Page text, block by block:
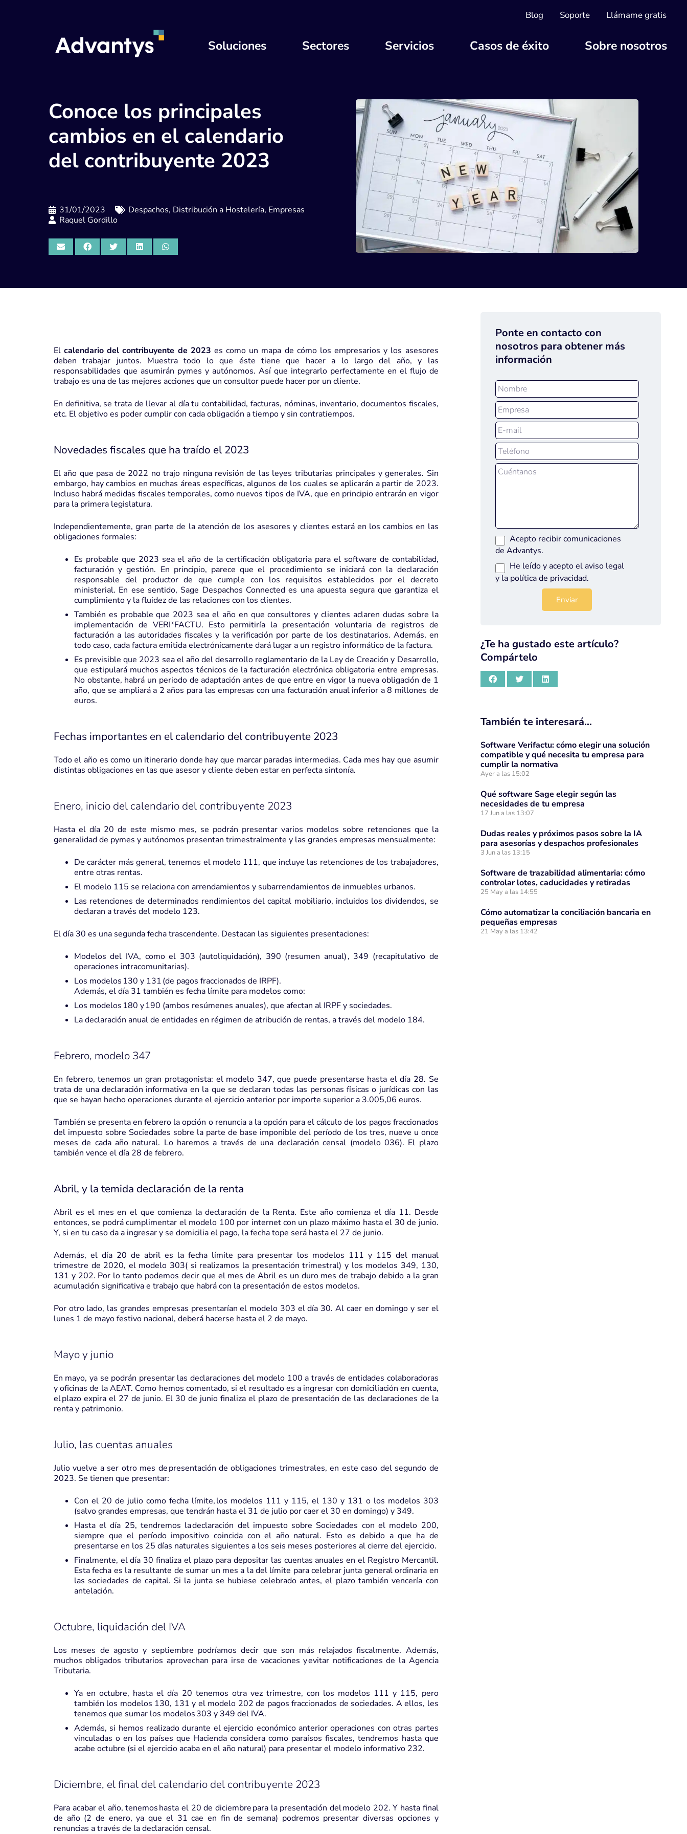
Blog Soporte Llámame gratis
Soluciones Sectores Servicios Casos de éxito Sobre nosotros
Conoce los principales
cambios en el calendario
del contribuyente 2023
31/01/2023 Despachos, Distribución a Hostelería, Empresas
Raquel Gordillo
Elcalendario del contribuyente de 2023 es como un mapa de cómo los empresarios y los asesores
deben trabajar juntos. Muestra todo lo que éste tiene que hacer a lo largo del año, y las
responsabilidades que asumirán pymes y autónomos. Así que integrarlo perfectamente en el flujo de
trabajo es una de las mejores acciones que un consultor puede hacer por un cliente.
En definitiva, se trata de llevar al día tu contabilidad, facturas, nóminas, inventario, documentos fiscales,
etc. El objetivo es poder cumplir con cada obligación a tiempo y sin contratiempos.
Novedades fiscales que ha traído el 2023
El año que pasa de 2022 no trajo ninguna revisión de las leyes tributarias principales y generales. Sin
embargo, hay cambios en muchas áreas específicas, algunos de los cuales se aplicarán a partir de 2023.
Incluso habrá medidas fiscales temporales, como nuevos tipos de IVA, que en principio entrarán en vigor
para la primera legislatura.
Independientemente, gran parte de la atención de los asesores y clientes estará en los cambios en las
obligaciones formales:
Es probable que 2023 sea el año de la certificación obligatoria para el software de contabilidad,
facturación y gestión. En principio, parece que el procedimiento se iniciará con la declaración
responsable del productor de que cumple con los requisitos establecidos por el decreto
ministerial. En ese sentido, Sage Despachos Connected es una apuesta segura que garantiza el
cumplimiento y la fluidez de las relaciones con los clientes.
También es probable que 2023 sea el año en que consultores y clientes aclaren dudas sobre la
implementación de VERI*FACTU. Esto permitiría la presentación voluntaria de registros de
facturación a las autoridades fiscales y la verificación por parte de los destinatarios. Además, en
todo caso, cada factura emitida electrónicamente dará lugar a un registro informático de la factura.
Es previsible que 2023 sea el año del desarrollo reglamentario de la Ley de Creación y Desarrollo,
que estipulará muchos aspectos técnicos de la facturación electrónica obligatoria entre empresas.
No obstante, habrá un periodo de adaptación antes de que entre en vigor la nueva obligación de 1
año, que se ampliará a 2 años para las empresas con una facturación anual inferior a 8 millones de
euros.
Fechas importantes en el calendario del contribuyente 2023
Todo el año es como un itinerario donde hay que marcar paradas intermedias. Cada mes hay que asumir
distintas obligaciones en las que asesor y cliente deben estar en perfecta sintonía.
Enero, inicio del calendario del contribuyente 2023
Hasta el día 20 de este mismo mes, se podrán presentar varios modelos sobre retenciones que la
generalidad de pymes y autónomos presentan trimestralmente y las grandes empresas mensualmente:
De carácter más general, tenemos el modelo 111, que incluye las retenciones de los trabajadores,
entre otras rentas.
El modelo 115 se relaciona con arrendamientos y subarrendamientos de inmuebles urbanos.
Las retenciones de determinados rendimientos del capital mobiliario, incluidos los dividendos, se
declaran a través del modelo 123.
El día 30 es una segunda fecha trascendente. Destacan las siguientes presentaciones:
Modelos del IVA, como el 303 (autoliquidación), 390 (resumen anual) , 349 (recapitulativo de
operaciones intracomunitarias).
Los modelos 130 y 131 (de pagos fraccionados de IRPF).
Además, el día 31 también es fecha límite para modelos como:
Los modelos 180 y 190 (ambos resúmenes anuales), que afectan al IRPF y sociedades.
La declaración anual de entidades en régimen de atribución de rentas, a través del modelo 184.
Febrero, modelo 347
En febrero, tenemos un gran protagonista: el modelo 347, que puede presentarse hasta el día 28. Se
trata de una declaración informativa en la que se declaran todas las personas físicas o jurídicas con las
que se hayan hecho operaciones durante el ejercicio anterior por importe superior a 3.005,06 euros.
También se presenta en febrero la opción o renuncia a la opción para el cálculo de los pagos fraccionados
del impuesto sobre Sociedades sobre la parte de base imponible del período de los tres, nueve u once
meses de cada año natural. Lo haremos a través de una declaración censal (modelo 036). El plazo
también vence el día 28 de febrero.
Abril, y la temida declaración de la renta
Abril es el mes en el que comienza la declaración de la Renta. Este año comienza el día 11. Desde
entonces, se podrá cumplimentar el modelo 100 por internet con un plazo máximo hasta el 30 de junio.
Y, si en tu caso da a ingresar y se domicilia el pago, la fecha tope será hasta el 27 de junio.
Además, el día 20 de abril es la fecha límite para presentar los modelos 111 y 115 del manual
trimestre de 2020, el modelo 303( si realizamos la presentación trimestral) y los modelos 349, 130,
131 y 202. Por lo tanto podemos decir que el mes de Abril es un duro mes de trabajo debido a la gran
acumulación significativa e trabajo que habrá con la presentación de estos modelos.
Por otro lado, las grandes empresas presentarían el modelo 303 el día 30. Al caer en domingo y ser el
lunes 1 de mayo festivo nacional, deberá hacerse hasta el 2 de mayo.
Mayo y junio
En mayo, ya se podrán presentar las declaraciones del modelo 100 a través de entidades colaboradoras
y oficinas de la AEAT. Como hemos comentado, si el resultado es a ingresar con domiciliación en cuenta,
el plazo expira el 27 de junio. El 30 de junio finaliza el plazo de presentación de las declaraciones de la
renta y patrimonio.
Julio, las cuentas anuales
Julio vuelve a ser otro mes de presentación de obligaciones trimestrales, en este caso del segundo de
2023. Se tienen que presentar:
Con el 20 de julio como fecha límite, los modelos 111 y 115, el 130 y 131 o los modelos 303
(salvo grandes empresas, que tendrán hasta el 31 de julio por caer el 30 en domingo) y 349.
Hasta el día 25, tendremos la declaración del impuesto sobre Sociedades con el modelo 200,
siempre que el período impositivo coincida con el año natural. Esto es debido a que ha de
presentarse en los 25 días naturales siguientes a los seis meses posteriores al cierre del ejercicio.
Finalmente, el día 30 finaliza el plazo para depositar las cuentas anuales en el Registro Mercantil.
Esta fecha es la resultante de sumar un mes a la del límite para celebrar junta general ordinaria en
las sociedades de capital. Si la junta se hubiese celebrado antes, el plazo también vencería con
antelación.
Octubre, liquidación del IVA
Los meses de agosto y septiembre podríamos decir que son más relajados fiscalmente. Además,
muchos obligados tributarios aprovechan para irse de vacaciones y evitar notificaciones de la Agencia
Tributaria.
Ya en octubre, hasta el día 20 tenemos otra vez trimestre, con los modelos 111 y 115, pero
también los modelos 130, 131 y el modelo 202 de pagos fraccionados de sociedades. A ellos, les
tenemos que sumar los modelos 303 y 349 del IVA.
Además, si hemos realizado durante el ejercicio económico anterior operaciones con otras partes
vinculadas o en los países que Hacienda considera como paraísos fiscales, tendremos hasta que
acabe octubre (si el ejercicio acaba en el año natural) para presentar el modelo informativo 232.
Diciembre, el final del calendario del contribuyente 2023
Para acabar el año, tenemos hasta el 20 de diciembre para la presentación del modelo 202. Y hasta final
de año (2 de enero, ya que el 31 cae en fin de semana) podremos presentar diversas opciones y
renuncias a través de la declaración censal.
Ponte en contacto con
nosotros para obtener más
información
Acepto recibir comunicaciones
de Advantys.
He leído y acepto el aviso legal
y la política de privacidad.
¿Te ha gustado este artículo?
Compártelo
También te interesará…
Software Verifactu: cómo elegir una solución
compatible y qué necesita tu empresa para
cumplir la normativa
Ayer a las 15:02
Qué software Sage elegir según las
necesidades de tu empresa
17 Jun a las 13:07
Dudas reales y próximos pasos sobre la IA
para asesorías y despachos profesionales
3 Jun a las 13:15
Software de trazabilidad alimentaria: cómo
controlar lotes, caducidades y retiradas
25 May a las 14:55
Cómo automatizar la conciliación bancaria en
pequeñas empresas
21 May a las 13:42